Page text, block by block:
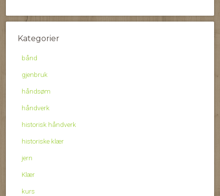
Kategorier
bånd
gjenbruk
håndsøm
håndverk
historisk håndverk
historiske klær
jern
Klær
kurs